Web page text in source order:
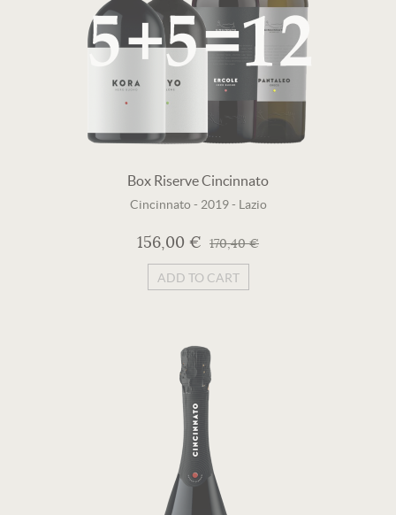
Box Riserve Cincinnato
Cincinnato - 2019- Lazio
156,00 € 170,40 €
ADD TO CART